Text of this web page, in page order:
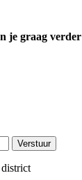
je graag verder
Verstuur